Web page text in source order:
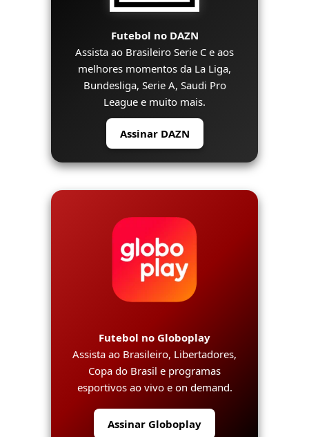
Futebol no DAZN
Assista ao Brasileiro Serie C e aos
melhores momentos da La Liga,
Bundesliga, Serie A, Saudi Pro
League e muito mais.
Assinar DAZN
Futebol no Globoplay
Assista ao Brasileiro, Libertadores,
Copa do Brasil e programas
esportivos ao vivo e on demand.
Assinar Globoplay